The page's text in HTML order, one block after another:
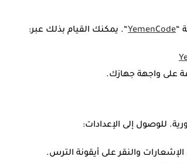
“
YemenCode“. يمكنك القيام بذلك عبر:
على واجهة جهازك.
للوصول إلى الإعدادات:
والنقر على أيقونة الترس.